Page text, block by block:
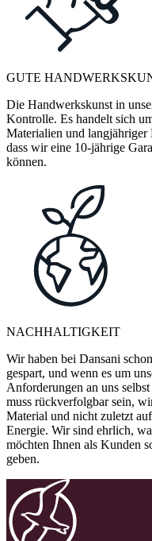
GUTE
Die Handwerkskunst in
Kontrolle. Es handelt sich
Materialien und langjähriger
dass wir eine 10-jährige
können.
NACHHALTIGKEIT
Wir haben bei Dansani
gespart, und wenn es um
Anforderungen an uns
muss rückverfolgbar sein,
Material und nicht zuletzt
Energie. Wir sind ehrlich,
möchten Ihnen als Kunden
geben.